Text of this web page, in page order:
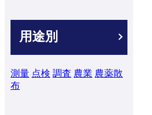
用途別
測量 点検 調査 農業 農薬散
布